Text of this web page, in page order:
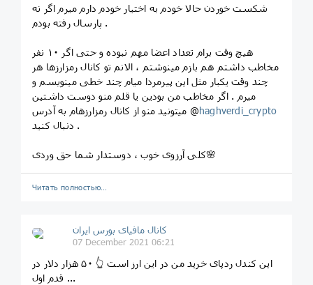
شکست خوردن حالا خودم به اختیار خودم دارم میرم اگر نه
پارسال رفته بودم .
هیچ وقت برام تعداد اعضا مهم نبوده و حتی اگر ۱۰ نفر
مخاطب داشتم هم بازم مینوشتم ، الانم تو کانال رمزارزها هر
چند وقت یکبار مثل این پیرمردا میام‌ چند خطی مینویسم‌ و
میرم . اگر مخاطب من بودین یا قلم منو دوست داشتین
میتونید منو از کانال رمزارزهام به آدرس @haghverdi_crypto
دنبال کنید .
کلی آرزوی خوب ، دوستدار شما حق وردی🌸
Читать полностью…
کانال مافیای بورس ایران
07 December 2021 06:21
این کندل ردپای خرید من در این ارز است 👆 ۵۰ هزار دلار در
قدم اول ...